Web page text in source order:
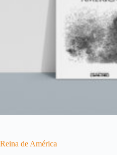
Reina de América